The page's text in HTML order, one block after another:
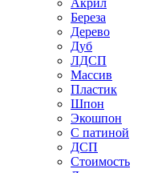
Акрил
Береза
Дерево
Дуб
ЛДСП
Массив
Пластик
Шпон
Экошпон
С патиной
ДСП
Стоимость